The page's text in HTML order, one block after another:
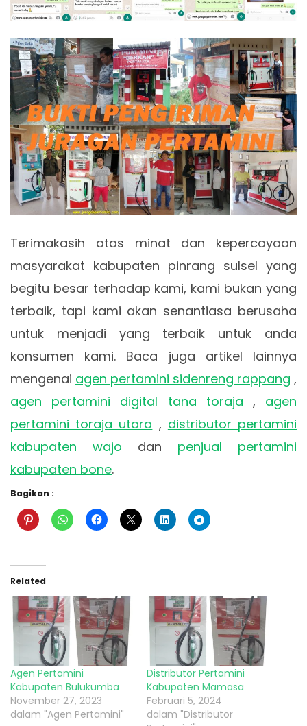
Terimakasih atas minat dan kepercayaan
masyarakat kabupaten pinrang sulsel yang
begitu besar terhadap kami, kami bukan yang
terbaik, tapi kami akan senantiasa berusaha
untuk menjadi yang terbaik untuk anda
konsumen kami. Baca juga artikel lainnya
mengenai agen pertamini sidenreng rappang ,
agen pertamini digital tana toraja , agen
pertamini toraja utara , distributor pertamini
kabupaten wajo dan penjual pertamini
kabupaten bone.
Bagikan :
Related
Agen Pertamini
Kabupaten Bulukumba
November 27, 2023
dalam "Agen Pertamini"
Distributor Pertamini
Kabupaten Mamasa
Februari 5, 2024
dalam "Distributor